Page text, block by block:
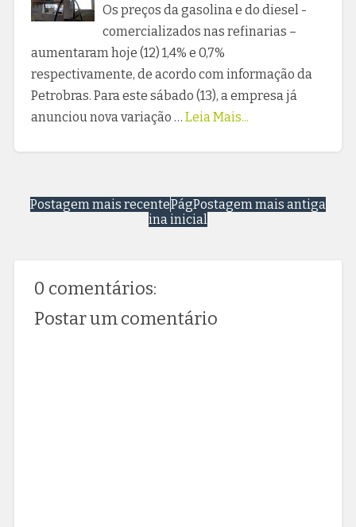
Os preços da gasolina e do diesel -
comercializados nas refinarias –
aumentaram hoje (12) 1,4% e 0,7%
respectivamente, de acordo com informação da
Petrobras. Para este sábado (13), a empresa já
anunciou nova variação … Leia Mais...
Postagem mais recente Postagem mais antiga
Pág
ina inicial
0 comentários:
Postar um comentário